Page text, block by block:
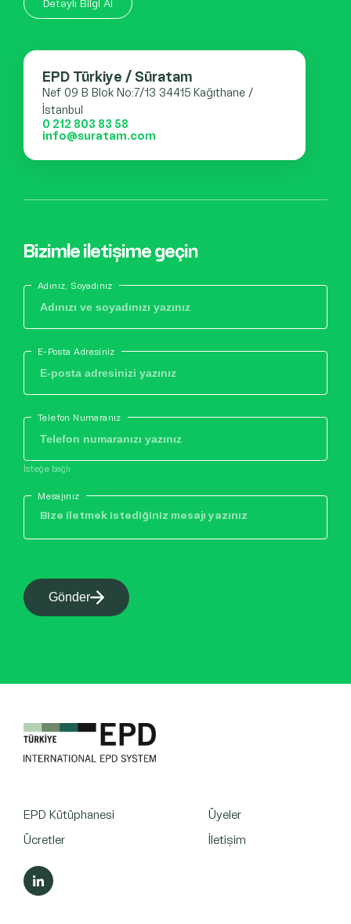
Detaylı Bilgi Al
EPD Türkiye / Süratam
Nef 09 B Blok No:7/13 34415 Kağıthane /
İstanbul
0 212 803 83 58
info@suratam.com
Bizimle iletişime geçin
Adınız, Soyadınız
E-Posta Adresiniz
Telefon Numaranız
İsteğe bağlı
Mesajınız
Gönder
EPD Kütüphanesi
Üyeler
Ücretler
İletişim